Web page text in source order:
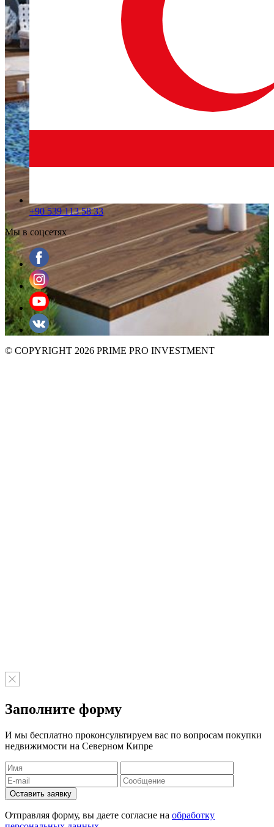
+90 539 113 58 33
Мы в соцсетях
© COPYRIGHT 2026 PRIME PRO INVESTMENT
Заполните форму
И мы бесплатно проконсультируем вас по вопросам покупки
недвижимости на Северном Кипре
Отправляя форму, вы даете согласие на обработку